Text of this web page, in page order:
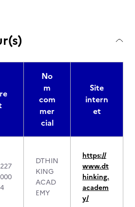
No
m
com
mer
cial
Site
intern
et
DTHIN
KING
ACAD
EMY
https://
www.dt
hinking.
academ
y/